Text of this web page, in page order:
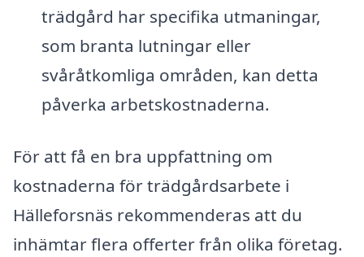
trädgård har specifika utmaningar,
som branta lutningar eller
svåråtkomliga områden, kan detta
påverka arbetskostnaderna.
För att få en bra uppfattning om
kostnaderna för trädgårdsarbete i
Hälleforsnäs rekommenderas att du
inhämtar flera offerter från olika företag.